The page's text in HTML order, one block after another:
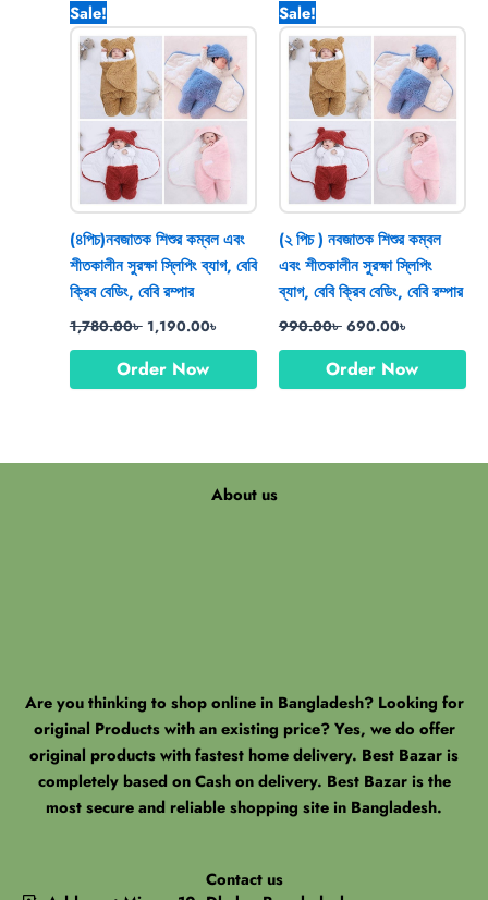
Sale!
(৪পিচ)নবজাতক শিশুর কম্বল এবং
শীতকালীন সুরক্ষা স্লিপিং ব্যাগ, বেবি
ক্রিব বেডিং, বেবি রম্পার
1,780.00৳
price
1,780.00৳ .
1,190.00৳
price
is:
1,190.00৳ .
Order Now
Sale!
(২ পিচ ) নবজাতক শিশুর কম্বল
এবং শীতকালীন সুরক্ষা স্লিপিং
ব্যাগ, বেবি ক্রিব বেডিং, বেবি রম্পার
990.00৳
price
was:
990.00৳ .
690.00৳
price
is:
690.00৳ .
Order Now
About us
Are you thinking to shop online in Bangladesh? Looking for
original Products with an existing price? Yes, we do offer
original products with fastest home delivery. Best Bazar is
completely based on Cash on delivery. Best Bazar is the
most secure and reliable shopping site in Bangladesh.
Contact us